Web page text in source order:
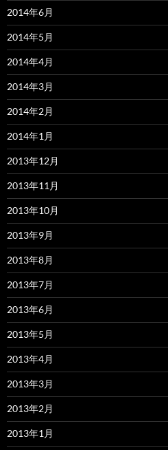
2014年6月
2014年5月
2014年4月
2014年3月
2014年2月
2014年1月
2013年12月
2013年11月
2013年10月
2013年9月
2013年8月
2013年7月
2013年6月
2013年5月
2013年4月
2013年3月
2013年2月
2013年1月